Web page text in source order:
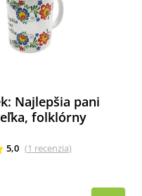
Najlepšia pani
folklórny
5,0 (1 recenzia)